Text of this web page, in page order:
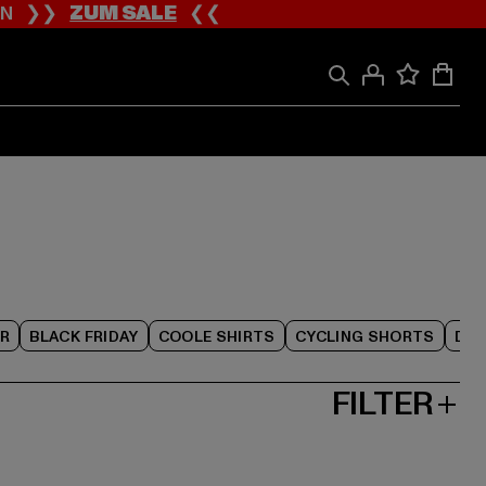
❯❯ZUM SALE❮❮
BLACK FRIDAY COOLE SHIRTS CYCLING SHORTS
FILTER